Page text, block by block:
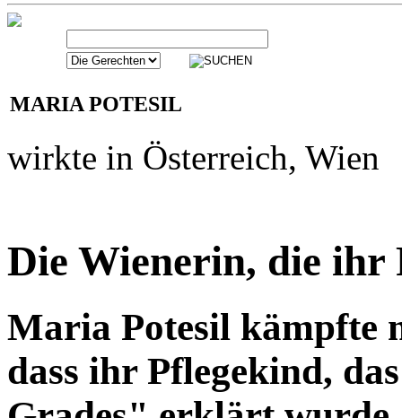
wirkte in Österreich, Wien
Die Wienerin, die ihr
Maria Potesil kämpfte
dass ihr Pflegekind,
Grades" erklärt